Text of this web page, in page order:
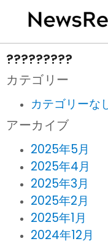
?????????
カテゴリー
カテゴリーな
アーカイブ
2025年5月
2025年4月
2025年3月
2025年2月
2025年1月
2024年12月